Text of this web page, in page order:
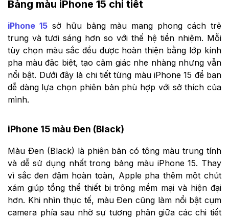
Bảng màu iPhone 15 chi tiết
iPhone 15sở hữu bảng màu mang phong cách trẻ
trung và tươi sáng hơn so với thế hệ tiền nhiệm. Mỗi
tùy chọn màu sắc đều được hoàn thiện bằng lớp kính
pha màu đặc biệt, tạo cảm giác nhẹ nhàng nhưng vẫn
nổi bật. Dưới đây là chi tiết từng màu iPhone 15 để bạn
dễ dàng lựa chọn phiên bản phù hợp với sở thích của
mình.
iPhone 15 màu Đen (Black)
Màu Đen (Black) là phiên bản có tông màu trung tính
và dễ sử dụng nhất trong bảng màu iPhone 15. Thay
vì sắc đen đậm hoàn toàn, Apple pha thêm một chút
xám giúp tổng thể thiết bị trông mềm mại và hiện đại
hơn. Khi nhìn thực tế, màu Đen cũng làm nổi bật cụm
camera phía sau nhờ sự tương phản giữa các chi tiết